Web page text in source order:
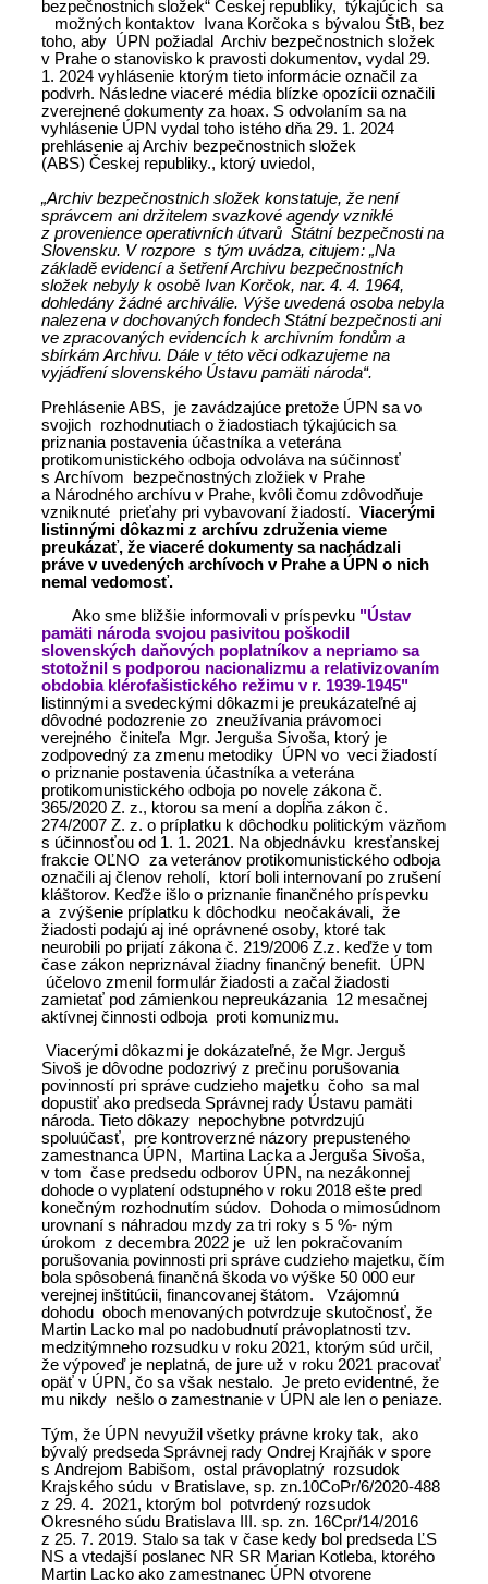
bezpečnostnich složek“ Českej republiky, týkajúcich sa
možných kontaktov Ivana Korčoka s bývalou ŠtB, bez
toho, aby ÚPN požiadal Archiv bezpečnostnich složek
v Prahe o stanovisko k pravosti dokumentov, vydal 29.
1. 2024 vyhlásenie ktorým tieto informácie označil za
podvrh. Následne viaceré média blízke opozícii označili
zverejnené dokumenty za hoax. S odvolaním sa na
vyhlásenie ÚPN vydal toho istého dňa 29. 1. 2024
prehlásenie aj Archiv bezpečnostnich složek
(ABS) Českej republiky., ktorý uviedol,
„Archiv bezpečnostnich složek konstatuje, že není
správcem ani držitelem svazkové agendy vzniklé
z provenience operativních útvarů Státní bezpečnosti na
Slovensku. V rozpore s tým uvádza, citujem: „Na
základě evidencí a šetření Archivu bezpečnostních
složek nebyly k osobě Ivan Korčok, nar. 4. 4. 1964,
dohledány žádné archiválie. Výše uvedená osoba nebyla
nalezena v dochovaných fondech Státní bezpečnosti ani
ve zpracovaných evidencích k archivním fondům a
sbírkám Archivu. Dále v této věci odkazujeme na
vyjádření slovenského Ústavu pamäti národa“.
Prehlásenie ABS, je zavádzajúce pretože ÚPN sa vo
svojich rozhodnutiach o žiadostiach týkajúcich sa
priznania postavenia účastníka a veterána
protikomunistického odboja odvoláva na súčinnosť
s Archívom bezpečnostných zložiek v Prahe
a Národného archívu v Prahe, kvôli čomu zdôvodňuje
vzniknuté prieťahy pri vybavovaní žiadostí. Viacerými
listinnými dôkazmi z archívu združenia vieme
preukázať, že viaceré dokumenty sa nachádzali
práve v uvedených archívoch v Prahe a ÚPN o nich
nemal vedomosť.
Ako sme bližšie informovali v príspevku "Ústav
pamäti národa svojou pasivitou poškodil
slovenských daňových poplatníkov a nepriamo sa
stotožnil s podporou nacionalizmu a relativizovaním
obdobia klérofašistického režimu v r. 1939-1945"
listinnými a svedeckými dôkazmi je preukázateľné aj
dôvodné podozrenie zo zneužívania právomoci
verejného činiteľa Mgr. Jerguša Sivoša, ktorý je
zodpovedný za zmenu metodiky ÚPN vo veci žiadostí
o priznanie postavenia účastníka a veterána
protikomunistického odboja po novele zákona č.
365/2020 Z. z., ktorou sa mení a dopĺňa zákon č.
274/2007 Z. z. o príplatku k dôchodku politickým väzňom
s účinnosťou od 1. 1. 2021. Na objednávku kresťanskej
frakcie OĽNO za veteránov protikomunistického odboja
označili aj členov reholí, ktorí boli internovaní po zrušení
kláštorov. Keďže išlo o priznanie finančného príspevku
a zvýšenie príplatku k dôchodku neočakávali, že
žiadosti podajú aj iné oprávnené osoby, ktoré tak
neurobili po prijatí zákona č. 219/2006 Z.z. keďže v tom
čase zákon nepriznával žiadny finančný benefit. ÚPN
účelovo zmenil formulár žiadosti a začal žiadosti
zamietať pod zámienkou nepreukázania 12 mesačnej
aktívnej činnosti odboja proti komunizmu.
Viacerými dôkazmi je dokázateľné, že Mgr. Jerguš
Sivoš je dôvodne podozrivý z prečinu porušovania
povinností pri správe cudzieho majetku čoho sa mal
dopustiť ako predseda Správnej rady Ústavu pamäti
národa. Tieto dôkazy nepochybne potvrdzujú
spoluúčasť, pre kontroverzné názory prepusteného
zamestnanca ÚPN, Martina Lacka a Jerguša Sivoša,
v tom čase predsedu odborov ÚPN, na nezákonnej
dohode o vyplatení odstupného v roku 2018 ešte pred
konečným rozhodnutím súdov. Dohoda o mimosúdnom
urovnaní s náhradou mzdy za tri roky s 5 %- ným
úrokom z decembra 2022 je už len pokračovaním
porušovania povinnosti pri správe cudzieho majetku, čím
bola spôsobená finančná škoda vo výške 50 000 eur
verejnej inštitúcii, financovanej štátom. Vzájomnú
dohodu oboch menovaných potvrdzuje skutočnosť, že
Martin Lacko mal po nadobudnutí právoplatnosti tzv.
medzitýmneho rozsudku v roku 2021, ktorým súd určil,
že výpoveď je neplatná, de jure už v roku 2021 pracovať
opäť v ÚPN, čo sa však nestalo. Je preto evidentné, že
mu nikdy nešlo o zamestnanie v ÚPN ale len o peniaze.
Tým, že ÚPN nevyužil všetky právne kroky tak, ako
bývalý predseda Správnej rady Ondrej Krajňák v spore
s Andrejom Babišom, ostal právoplatný rozsudok
Krajského súdu v Bratislave, sp. zn.10CoPr/6/2020-488
z 29. 4. 2021, ktorým bol potvrdený rozsudok
Okresného súdu Bratislava III. sp. zn. 16Cpr/14/2016
z 25. 7. 2019. Stalo sa tak v čase kedy bol predseda ĽS
NS a vtedajší poslanec NR SR Marian Kotleba, ktorého
Martin Lacko ako zamestnanec ÚPN otvorene